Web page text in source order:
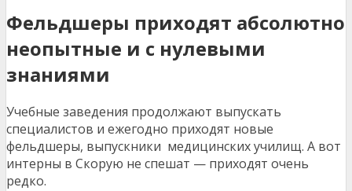
Фельдшеры приходят абсолютно
неопытные и с нулевыми
знаниями
Учебные заведения продолжают выпускать
специалистов и ежегодно приходят новые
фельдшеры, выпускники медицинских училищ. А вот
интерны в Скорую не спешат — приходят очень
редко.